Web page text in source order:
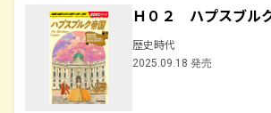
Ｈ０２ ハプスブル
歴史時代
2025.09.18 発売